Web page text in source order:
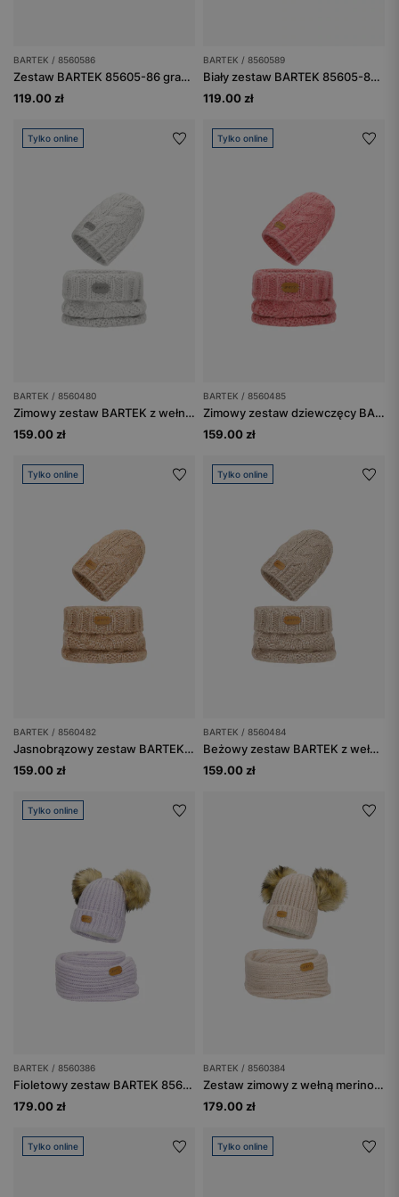
BARTEK / 8560586
Zestaw BARTEK 85605-86 granatowa czapka z odblaskowym pomponem i komin
119.00 zł
BARTEK / 8560589
Biały zestaw BARTEK 85605-89 czapka z odblaskowym pomponem i komin
119.00 zł
Tylko online
BARTEK / 8560480
Zimowy zestaw BARTEK z wełny merino 85604-80, czapka + komin
159.00 zł
Tylko online
BARTEK / 8560485
Zimowy zestaw dziewczęcy BARTEK z wełny merino 85604-85, różowa czapka + komin
159.00 zł
Tylko online
BARTEK / 8560482
Jasnobrązowy zestaw BARTEK z wełny merino 85604-82, czapka + komin
159.00 zł
Tylko online
BARTEK / 8560484
Beżowy zestaw BARTEK z wełną merino 85604-84, czapka + komin
159.00 zł
Tylko online
BARTEK / 8560386
Fioletowy zestaw BARTEK 85603-86 z wełną merino - czapka z dwoma pomponami i komin
179.00 zł
BARTEK / 8560384
Zestaw zimowy z wełną merino BARTEK 85603-84 beżowa czapka z dwoma pomponami i komin
179.00 zł
Tylko online Tylko online